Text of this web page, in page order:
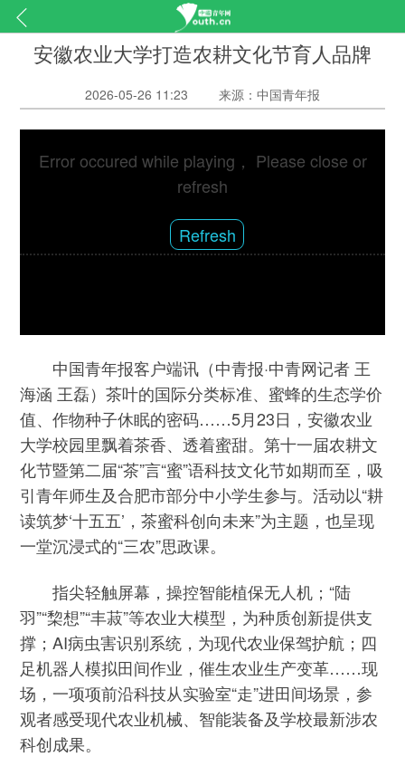
安徽农业大学打造农耕文化节育人品牌
2026-05-26 11:23 来源：中国青年报
Error occured while playing， Please close or
refresh
Refresh
中国青年报客户端讯（中青报·中青网记者 王
海涵 王磊）茶叶的国际分类标准、蜜蜂的生态学价
值、作物种子休眠的密码……5月23日，安徽农业
大学校园里飘着茶香、透着蜜甜。第十一届农耕文
化节暨第二届“茶”言“蜜”语科技文化节如期而至，吸
引青年师生及合肥市部分中小学生参与。活动以“耕
读筑梦‘十五五’，茶蜜科创向未来”为主题，也呈现
一堂沉浸式的“三农”思政课。
指尖轻触屏幕，操控智能植保无人机；“陆
羽”“棃想”“丰菽”等农业大模型，为种质创新提供支
撑；AI病虫害识别系统，为现代农业保驾护航；四
足机器人模拟田间作业，催生农业生产变革……现
场，一项项前沿科技从实验室“走”进田间场景，参
观者感受现代农业机械、智能装备及学校最新涉农
科创成果。